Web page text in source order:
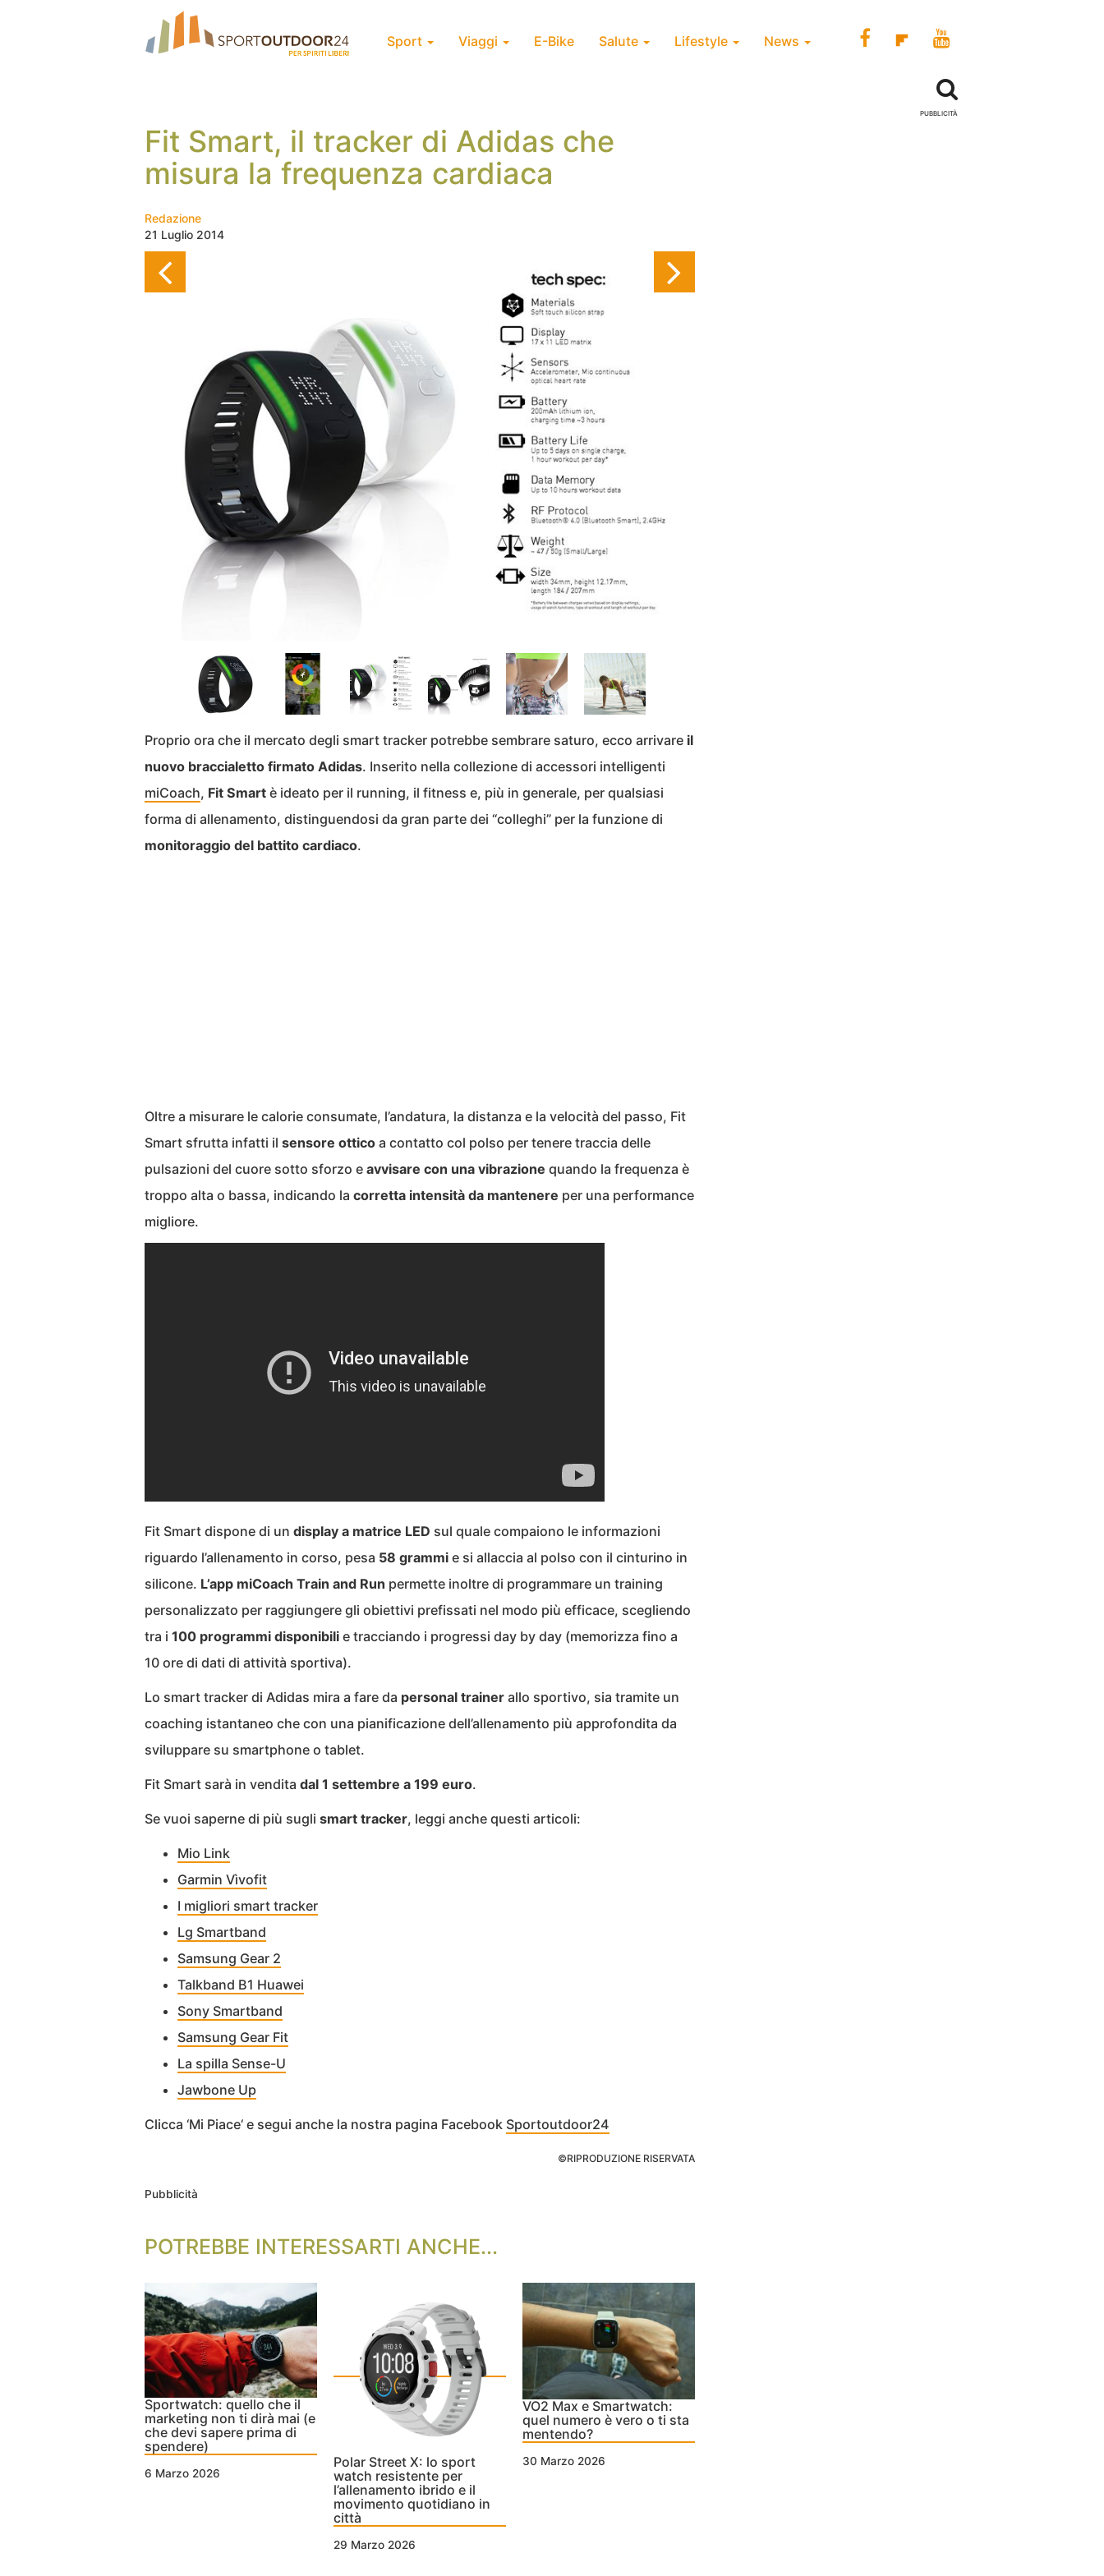
Sport Viaggi E-Bike Salute Lifestyle News
Fit Smart, il tracker di Adidas che
misura la frequenza cardiaca
Redazione
21 Luglio 2014
Proprio ora che il mercato degli smart tracker potrebbe sembrare saturo, ecco arrivare il
nuovo braccialetto firmato Adidas. Inserito nella collezione di accessori intelligenti
miCoach, Fit Smart è ideato per il running, il fitness e, più in generale, per qualsiasi
forma di allenamento, distinguendosi da gran parte dei “colleghi” per la funzione di
monitoraggio del battito cardiaco.
Oltre a misurare le calorie consumate, l’andatura, la distanza e la velocità del passo, Fit
Smart sfrutta infatti il sensore ottico a contatto col polso per tenere traccia delle
pulsazioni del cuore sotto sforzo e avvisare con una vibrazione quando la frequenza è
troppo alta o bassa, indicando la corretta intensità da mantenere per una performance
migliore.
Fit Smart dispone di un display a matrice LED sul quale compaiono le informazioni
riguardo l’allenamento in corso, pesa 58 grammi e si allaccia al polso con il cinturino in
silicone. L’app miCoach Train and Run permette inoltre di programmare un training
personalizzato per raggiungere gli obiettivi prefissati nel modo più efficace, scegliendo
tra i 100 programmi disponibili e tracciando i progressi day by day (memorizza fino a
10 ore di dati di attività sportiva).
Lo smart tracker di Adidas mira a fare da personal trainer allo sportivo, sia tramite un
coaching istantaneo che con una pianificazione dell’allenamento più approfondita da
sviluppare su smartphone o tablet.
Fit Smart sarà in vendita dal 1 settembre a 199 euro.
Se vuoi saperne di più sugli smart tracker, leggi anche questi articoli:
Mio Link
Garmin Vìvofit
I migliori smart tracker
Lg Smartband
Samsung Gear 2
Talkband B1 Huawei
Sony Smartband
Samsung Gear Fit
La spilla Sense-U
Jawbone Up
Clicca ‘Mi Piace‘ e segui anche la nostra pagina Facebook Sportoutdoor24
©RIPRODUZIONE RISERVATA
Pubblicità
POTREBBE INTERESSARTI ANCHE...
Sportwatch: quello che il
marketing non ti dirà mai (e
che devi sapere prima di
spendere)
6 Marzo 2026
Polar Street X: lo sport
watch resistente per
l’allenamento ibrido e il
movimento quotidiano in
città
29 Marzo 2026
VO2 Max e Smartwatch:
quel numero è vero o ti sta
mentendo?
30 Marzo 2026
PUBBLICITÀ